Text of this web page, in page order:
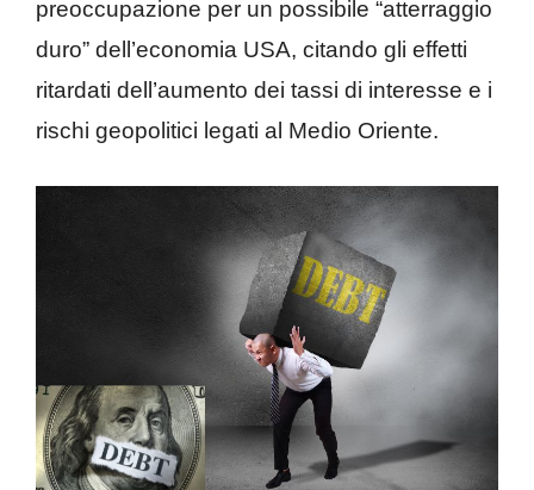
preoccupazione per un possibile “atterraggio
duro” dell’economia USA, citando gli effetti
ritardati dell’aumento dei tassi di interesse e i
rischi geopolitici legati al Medio Oriente.